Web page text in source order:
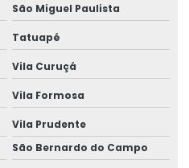
em camaçari
em camaçari
São Miguel Paulista
Tatuapé
Vila Curuçá
Vila Formosa
Vila Prudente
São Bernardo do Campo